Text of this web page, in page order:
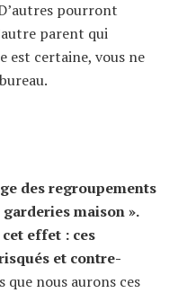
pourront
parent qui
est certaine, vous ne
des regroupements
maison ».
effet : ces
et contre-
que nous aurons ces